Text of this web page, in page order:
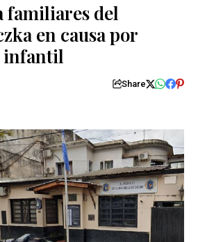
familiares del
en causa por
infantil
Share